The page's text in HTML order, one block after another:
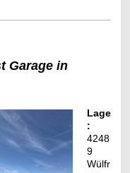
Garage in
Lage
:
4248
9
Wülfr